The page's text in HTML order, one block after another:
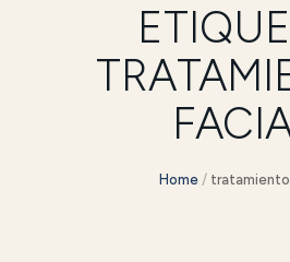
Home / tratamiento